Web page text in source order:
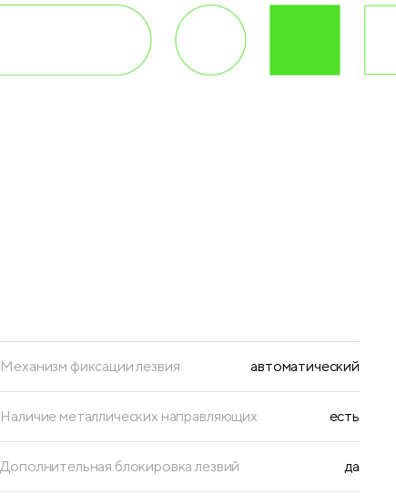
Механизм фиксации лезвия автоматический
Наличие металлических направляющих есть
Дополнительная блокировка лезвий да